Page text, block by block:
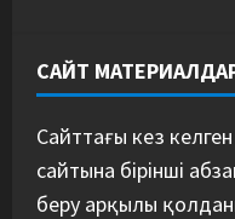
САЙТ
Сайттағы кез
сайтына бірінші
беру арқылы